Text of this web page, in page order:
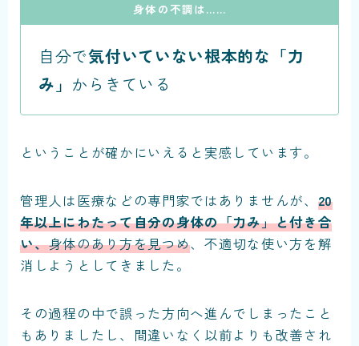
身体の不調は……
自分で気付いていない根本的な「力
み」 からきている
ということが確かにいえると実感しています。
管理人は医療などの専門家ではありませんが、 20
年以上にわたって自分の身体の「力み」と付き合
い、身体のあり方を見つめ、不適切な使い方を解
消しようとしてきました。
その過程の中で誤った方向へ進んでしまったこと
もありましたし、間違いなく以前よりも改善され